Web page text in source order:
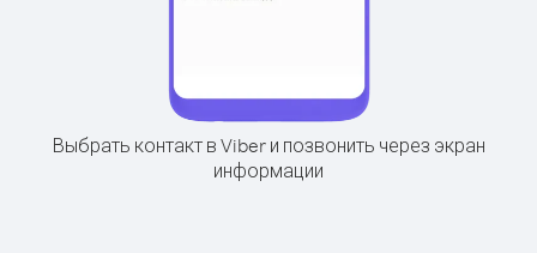
Выбрать контакт в Viber и позвонить через экран
информации